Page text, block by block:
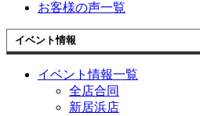
お客様の声一覧
イベント情報
イベント情報一覧
全店合同
新居浜店